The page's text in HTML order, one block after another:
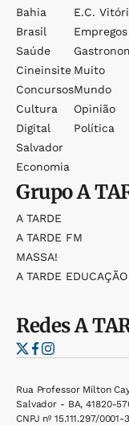
Bahia
Brasil
Saúde
Cineinsite
Concursos
Cultura
Digital
Salvador
Economia
E.c.
Empregos
Muito
Mundo
Opinião
Política
GrupoA
A TARDE
A TARDE FM
MASSA!
A TARDE EDUCAÇÃO
RedesA
Rua Professor Milton
Salvador - BA, 41820-
CNPJ nº 15.111.297/0001-